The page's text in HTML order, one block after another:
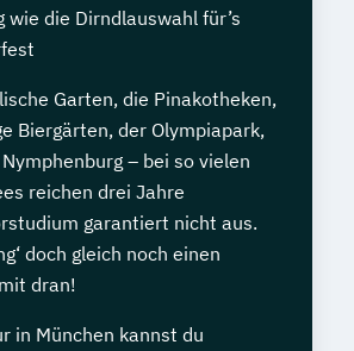
wie die Dirndlauswahl für’s
Garten, die Pinakotheken,
Biergärten, der Olympiapark,
– bei so vielen
reichen drei Jahre
garantiert nicht aus.
doch gleich noch einen
dran!
in München kannst du